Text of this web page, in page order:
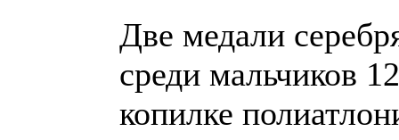
Две медали
среди мальчиков
копилке